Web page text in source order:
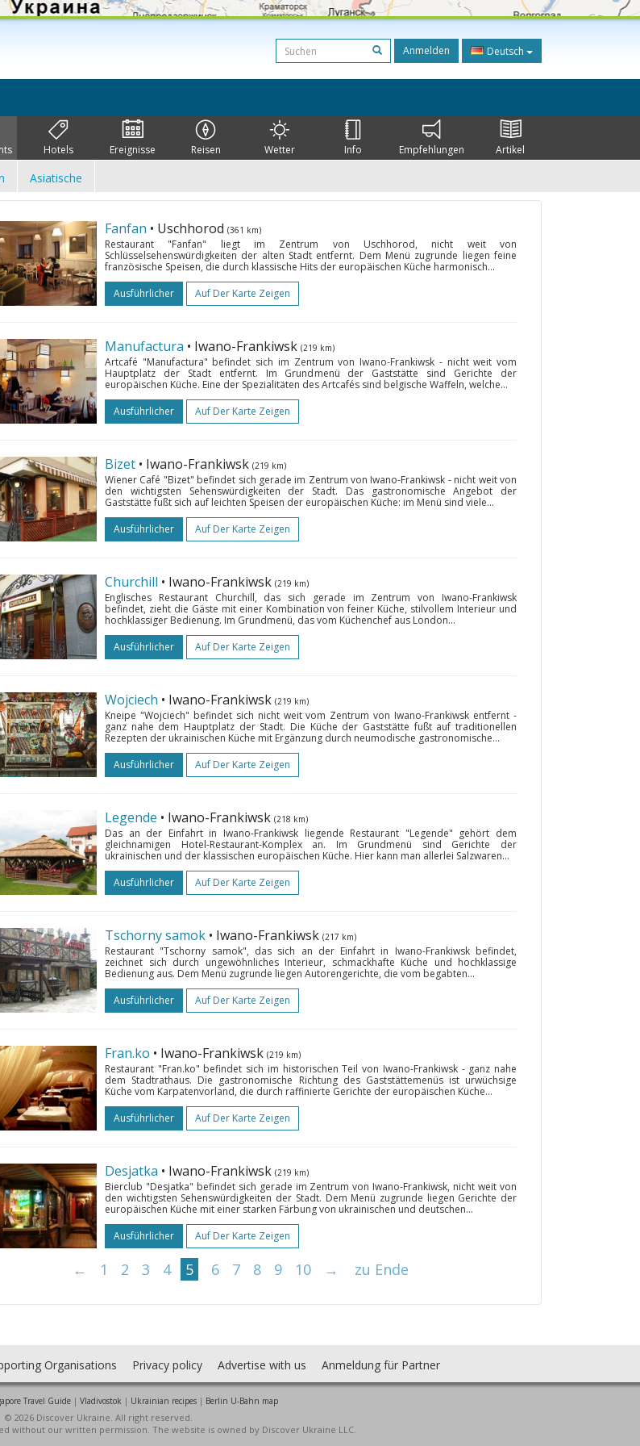
Anmelden Deutsch
Hotels Ereignisse Reisen Wetter Info Empfehlungen Artikel
Asiatische
Fanfan • Uschhorod (361 km)
Restaurant "Fanfan" liegt im Zentrum von Uschhorod, nicht weit von
Schlüsselsehenswürdigkeiten der alten Stadt entfernt. Dem Menü zugrunde liegen feine
französische Speisen, die durch klassische Hits der europäischen Küche harmonisch...
Ausführlicher
Auf Der Karte Zeigen
Manufactura • Iwano-Frankiwsk (219 km)
Artcafé "Manufactura" befindet sich im Zentrum von Iwano-Frankiwsk - nicht weit vom
Hauptplatz der Stadt entfernt. Im Grundmenü der Gaststätte sind Gerichte der
europäischen Küche. Eine der Spezialitäten des Artcafés sind belgische Waffeln, welche...
Ausführlicher
Auf Der Karte Zeigen
Bizet • Iwano-Frankiwsk (219 km)
Wiener Café "Bizet" befindet sich gerade im Zentrum von Iwano-Frankiwsk - nicht weit von
den wichtigsten Sehenswürdigkeiten der Stadt. Das gastronomische Angebot der
Gaststätte fußt sich auf leichten Speisen der europäischen Küche: im Menü sind viele...
Ausführlicher
Auf Der Karte Zeigen
Churchill • Iwano-Frankiwsk (219 km)
Englisches Restaurant Churchill, das sich gerade im Zentrum von Iwano-Frankiwsk
befindet, zieht die Gäste mit einer Kombination von feiner Küche, stilvollem Interieur und
hochklassiger Bedienung. Im Grundmenü, das vom Küchenchef aus London...
Ausführlicher
Auf Der Karte Zeigen
Wojciech • Iwano-Frankiwsk (219 km)
Kneipe "Wojciech" befindet sich nicht weit vom Zentrum von Iwano-Frankiwsk entfernt -
ganz nahe dem Hauptplatz der Stadt. Die Küche der Gaststätte fußt auf traditionellen
Rezepten der ukrainischen Küche mit Ergänzung durch neumodische gastronomische...
Ausführlicher
Auf Der Karte Zeigen
Legende • Iwano-Frankiwsk (218 km)
Das an der Einfahrt in Iwano-Frankiwsk liegende Restaurant "Legende" gehört dem
gleichnamigen Hotel-Restaurant-Komplex an. Im Grundmenü sind Gerichte der
ukrainischen und der klassischen europäischen Küche. Hier kann man allerlei Salzwaren...
Ausführlicher
Auf Der Karte Zeigen
Tschorny samok • Iwano-Frankiwsk (217 km)
Restaurant "Tschorny samok", das sich an der Einfahrt in Iwano-Frankiwsk befindet,
zeichnet sich durch ungewöhnliches Interieur, schmackhafte Küche und hochklassige
Bedienung aus. Dem Menü zugrunde liegen Autorengerichte, die vom begabten...
Ausführlicher
Auf Der Karte Zeigen
Fran.ko • Iwano-Frankiwsk (219 km)
Restaurant "Fran.ko" befindet sich im historischen Teil von Iwano-Frankiwsk - ganz nahe
dem Stadtrathaus. Die gastronomische Richtung des Gaststättemenüs ist urwüchsige
Küche vom Karpatenvorland, die durch raffinierte Gerichte der europäischen Küche...
Ausführlicher
Auf Der Karte Zeigen
Desjatka • Iwano-Frankiwsk (219 km)
Bierclub "Desjatka" befindet sich gerade im Zentrum von Iwano-Frankiwsk, nicht weit von
den wichtigsten Sehenswürdigkeiten der Stadt. Dem Menü zugrunde liegen Gerichte der
europäischen Küche mit einer starken Färbung von ukrainischen und deutschen...
Ausführlicher
Auf Der Karte Zeigen
← 1 2 3 4 5 6 7 8 9 10 → zu Ende
Organisations Privacy policy Advertise with us Anmeldung für Partner
Travel Guide| Vladivostok | Ukrainian recipes| Berlin U-Bahn map
© 2026 Discover Ukraine. All right reserved.
without our written permission. The website is owned by Discover Ukraine LLC.